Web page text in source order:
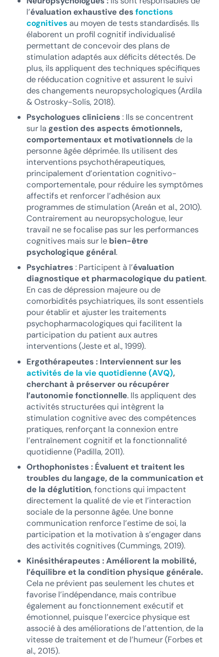
l’évaluation exhaustive desfonctions
cognitives au moyen de tests standardisés. Ils
élaborent un profil cognitif individualisé
permettant de concevoir des plans de
stimulation adaptés aux déficits détectés. De
plus, ils appliquent des techniques spécifiques
de rééducation cognitive et assurent le suivi
des changements neuropsychologiques (Ardila
& Ostrosky-Solís, 2018).
Psychologues cliniciens : Ils se concentrent
sur la gestion des aspects émotionnels,
comportementaux et motivationnelsde la
personne âgée déprimée. Ils utilisent des
interventions psychothérapeutiques,
principalement d’orientation cognitivo-
comportementale, pour réduire les symptômes
affectifs et renforcer l’adhésion aux
programmes de stimulation (Areán et al., 2010).
Contrairement au neuropsychologue, leur
travail ne se focalise pas sur les performances
cognitives mais sur le bien-être
psychologique général.
Psychiatres : Participent à l’évaluation
diagnostique et pharmacologique du patient.
En cas de dépression majeure ou de
comorbidités psychiatriques, ils sont essentiels
pour établir et ajuster les traitements
psychopharmacologiques qui facilitent la
participation du patient aux autres
interventions (Jeste et al., 1999).
Ergothérapeutes : Interviennent sur les
activités de la vie quotidienne (AVQ),
cherchant à préserver ou récupérer
l’autonomie fonctionnelle. Ils appliquent des
activités structurées qui intègrent la
stimulation cognitive avec des compétences
pratiques, renforçant la connexion entre
l’entraînement cognitif et la fonctionnalité
quotidienne (Padilla, 2011).
Orthophonistes : Évaluent et traitent les
troubles du langage, de la communication et
de la déglutition, fonctions qui impactent
directement la qualité de vie et l’interaction
sociale de la personne âgée. Une bonne
communication renforce l’estime de soi, la
participation et la motivation à s’engager dans
des activités cognitives (Cummings, 2019).
Kinésithérapeutes : Améliorent la mobilité,
l’équilibre et la condition physique générale.
Cela ne prévient pas seulement les chutes et
favorise l’indépendance, mais contribue
également au fonctionnement exécutif et
émotionnel, puisque l’exercice physique est
associé à des améliorations de l’attention, de la
vitesse de traitement et de l’humeur (Forbes et
al., 2015).